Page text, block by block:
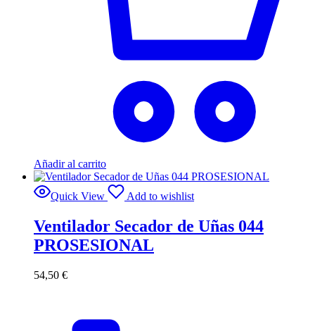
Añadir al carrito
Quick View Add to wishlist
Ventilador Secador de Uñas 044
PROSESIONAL
54,50 €